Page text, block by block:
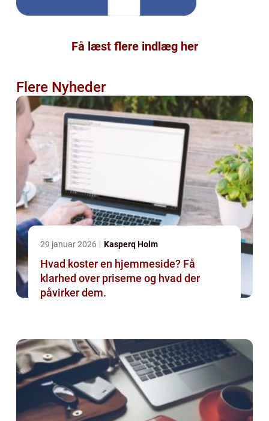
Få læst flere indlæg her
Flere Nyheder
29 januar 2026 Kasperq Holm
Hvad koster en hjemmeside? Få
klarhed over priserne og hvad der
påvirker dem.